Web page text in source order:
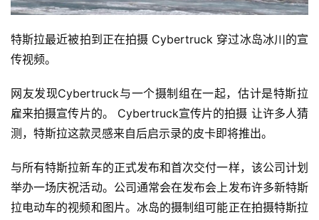
特斯拉最近被拍到正在拍摄 Cybertruck 穿过冰岛冰川的宣
传视频。
网友发现Cybertruck与一个摄制组在一起，估计是特斯拉
雇来拍摄宣传片的。 Cybertruck宣传片的拍摄 让许多人猜
测，特斯拉这款灵感来自后启示录的皮卡即将推出。
与所有特斯拉新车的正式发布和首次交付一样，该公司计划
举办一场庆祝活动。公司通常会在发布会上发布许多新特斯
拉电动车的视频和图片。冰岛的摄制组可能正在拍摄特斯拉